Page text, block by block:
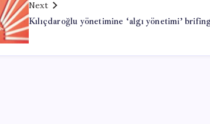
Next
Kılıçdaroğlu yönetimine ‘algı yönetimi’